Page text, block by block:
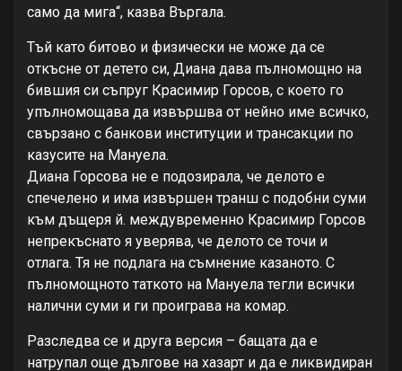
само да мига“, казва Въргала.
Тъй като битово и физически не може да се
откъсне от детето си, Диана дава пълномощно на
бившия си съпруг Красимир Горсов, с което го
упълномощава да извършва от нейно име всичко,
свързано с банкови институции и трансакции по
казусите на Мануела.
Диана Горсова не е подозирала, че делото е
спечелено и има извършен транш с подобни суми
към дъщеря й. междувременно Красимир Горсов
непрекъснато я уверява, че делото се точи и
отлага. Тя не подлага на съмнение казаното. С
пълномощното таткото на Мануела тегли всички
налични суми и ги проиграва на комар.
Разследва се и друга версия – бащата да е
натрупал още дългове на хазарт и да е ликвидиран